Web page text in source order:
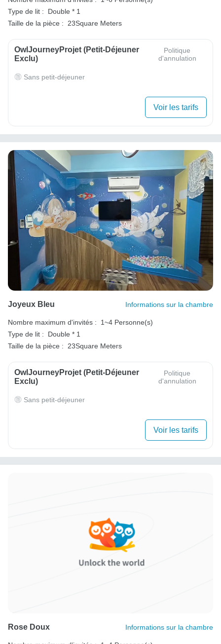
Type de lit :
Double * 1
Taille de la pièce :
23Square Meters
OwlJourneyProjet (petit-Déjeuner
Exclu)
Politique
d'annulation
Sans petit-déjeuner
Voir les tarifs
Joyeux Bleu Informations sur la chambre
Nombre maximum d'invités :
1~4 Personne(s)
Type de lit :
Double * 1
Taille de la pièce :
23Square Meters
OwlJourneyProjet (petit-Déjeuner
Exclu)
Politique
d'annulation
Sans petit-déjeuner
Voir les tarifs
Rose Doux Informations sur la chambre